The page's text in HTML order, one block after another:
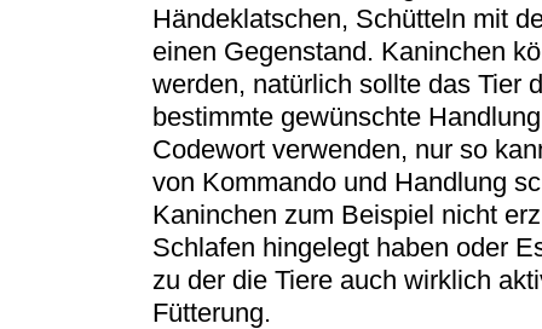
Händeklatschen, Schütteln mit
einen Gegenstand. Kaninchen
werden, natürlich sollte das Tier
bestimmte gewünschte
Codewort verwenden, nur so
von Kommando und Handlung
Kaninchen zum Beispiel nicht
Schlafen hingelegt haben oder
zu der die Tiere auch wirklich
Fütterung.